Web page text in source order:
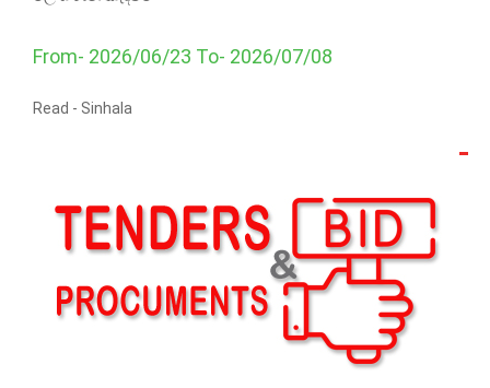
From- 2026/06/23 To- 2026/07/08
Read - Sinhala